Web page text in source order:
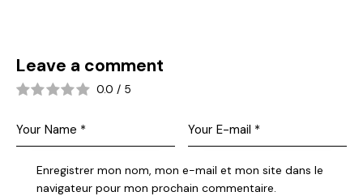
Leave a comment
0.0 / 5
Enregistrer mon nom, mon e-mail et mon site dans le
navigateur pour mon prochain commentaire.